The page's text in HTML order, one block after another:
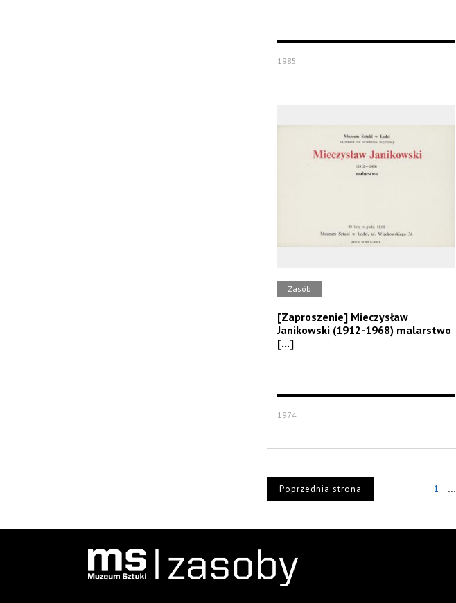
1985
Zasób
[Zaproszenie] Mieczysław
Janikowski (1912-1968) malarstwo
[...]
1974
Poprzednia strona 1 ...